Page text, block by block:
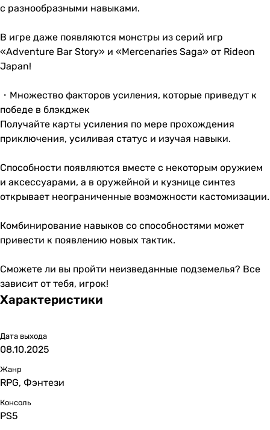
с разнообразными навыками.
В игре даже появляются монстры из серий игр
«Adventure Bar Story» и «Mercenaries Saga» от Rideon
Japan!
・Множество факторов усиления, которые приведут к
победе в блэкджек
Получайте карты усиления по мере прохождения
приключения, усиливая статус и изучая навыки.
Способности появляются вместе с некоторым оружием
и аксессуарами, а в оружейной и кузнице синтез
открывает неограниченные возможности кастомизации.
Комбинирование навыков со способностями может
привести к появлению новых тактик.
Сможете ли вы пройти неизведанные подземелья? Все
зависит от тебя, игрок!
Характеристики
Дата выхода
08.10.2025
Жанр
RPG, Фэнтези
Консоль
PS5